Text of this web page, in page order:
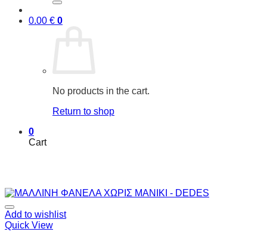
0.00 € 0
No products in the cart.
Return to shop
0
Cart
Add to wishlist
Quick View